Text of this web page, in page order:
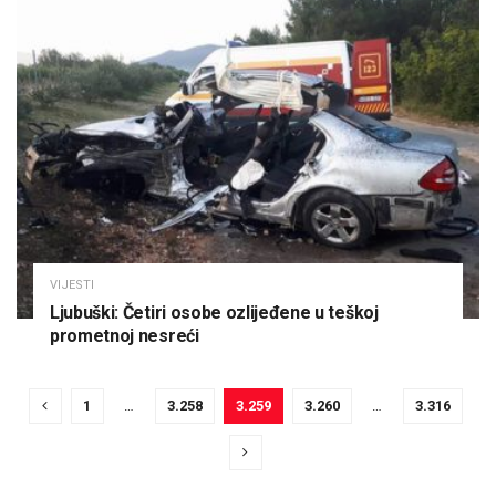
VIJESTI
Ljubuški: Četiri osobe ozlijeđene u teškoj
prometnoj nesreći
1 … 3.258 3.259 3.260 … 3.316